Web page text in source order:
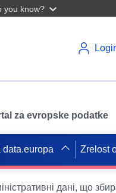
you know?
za evropske podatke
data.europa Zrelost